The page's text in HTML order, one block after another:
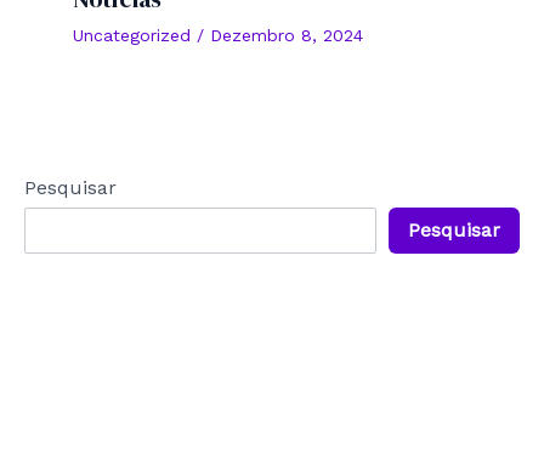
Uncategorized / Dezembro 8, 2024
Pesquisar
Pesquisar